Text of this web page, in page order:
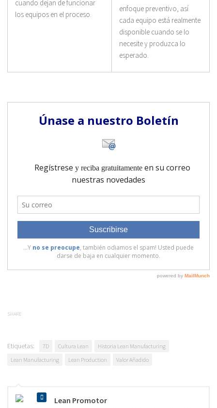
cuando dejan de funcionar
los equipos en el proceso.
enfoque preventivo, así
cada equipo está realmente
disponible cuando se lo
necesite y produzca lo
esperado.
SHARE
Etiquetas: 7D Cultura Lean
Historia Lean Manufacturing
Lean Manufacturing
Lean Production Valor Añadido
Lean Promotor